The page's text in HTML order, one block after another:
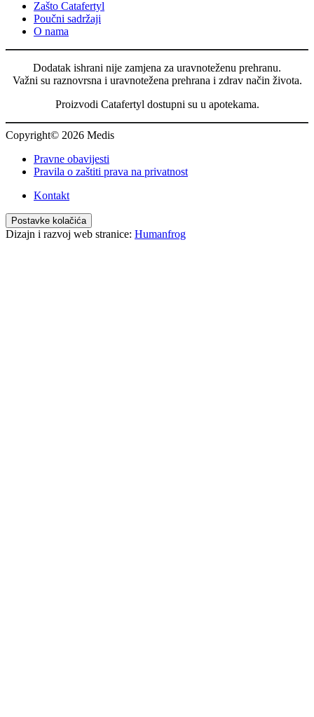
Zašto Catafertyl
Poučni sadržaji
O nama
Dodatak ishrani nije zamjena za uravnoteženu prehranu.
Važni su raznovrsna i uravnotežena prehrana i zdrav način života.
Proizvodi Catafertyl dostupni su u apotekama.
Copyright© 2026 Medis
Pravne obavijesti
Pravila o zaštiti prava na privatnost
Kontakt
Postavke kolačića
Dizajn i razvoj web stranice: Humanfrog